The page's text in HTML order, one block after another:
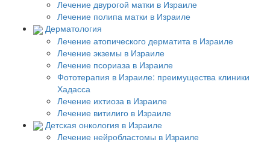
Лечение двурогой матки в Израиле
Лечение полипа матки в Израиле
Дерматология
Лечение атопического дерматита в Израиле
Лечение экземы в Израиле
Лечение псориаза в Израиле
Фототерапия в Израиле: преимущества клиники
Хадасса
Лечение ихтиоза в Израиле
Лечение витилиго в Израиле
Детская онкология в Израиле
Лечение нейробластомы в Израиле